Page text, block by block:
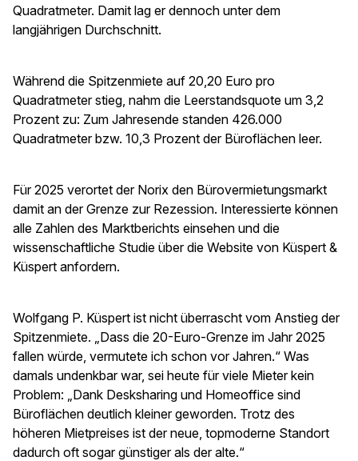
Quadratmeter. Damit lag er dennoch unter dem
langjährigen Durchschnitt.
Während die Spitzenmiete auf 20,20 Euro pro
Quadratmeter stieg, nahm die Leerstandsquote um 3,2
Prozent zu: Zum Jahresende standen 426.000
Quadratmeter bzw. 10,3 Prozent der Büroflächen leer.
Für 2025 verortet der Norix den Bürovermietungsmarkt
damit an der Grenze zur Rezession. Interessierte können
alle Zahlen des Marktberichts einsehen und die
wissenschaftliche Studie über die Website von Küspert &
Küspert anfordern.
Wolfgang P. Küspert ist nicht überrascht vom Anstieg der
Spitzenmiete. „Dass die 20-Euro-Grenze im Jahr 2025
fallen würde, vermutete ich schon vor Jahren.“ Was
damals undenkbar war, sei heute für viele Mieter kein
Problem: „Dank Desksharing und Homeoffice sind
Büroflächen deutlich kleiner geworden. Trotz des
höheren Mietpreises ist der neue, topmoderne Standort
dadurch oft sogar günstiger als der alte.“